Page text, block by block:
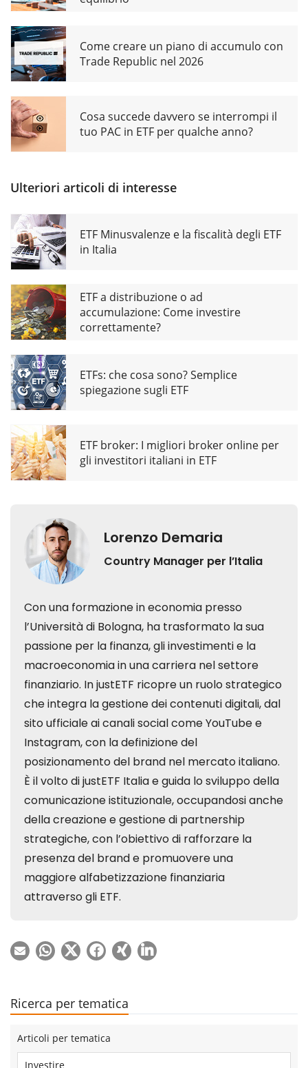
Come creare un piano di accumulo con
Trade Republic nel 2026
Cosa succede davvero se interrompi il
tuo PAC in ETF per qualche anno?
Ulteriori articoli di interesse
ETF Minusvalenze e la fiscalità degli ETF
in Italia
ETF a distribuzione o ad
accumulazione: Come investire
correttamente?
ETFs: che cosa sono? Semplice
spiegazione sugli ETF
ETF broker: I migliori broker online per
gli investitori italiani in ETF
Ricerca per tematica
Articoli per tematica
Investire